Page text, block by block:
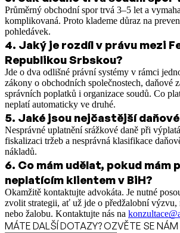
Průměrný obchodní spor trvá 3–5 let a
komplikovaná. Proto klademe důraz na
pohledávek.
4. Jaký je rozdíl v právu mezi
Republikou Srbskou?
Jde o dva odlišné právní systémy v rámci
zákony o obchodních společnostech, daňové
správních poplatků i organizace soudů. Co
neplatí automaticky ve druhé.
5. Jaké jsou nejčastější
Nesprávné uplatnění srážkové daně při
fiskalizaci tržeb a nesprávná klasifikace
nákladů.
6. Co mám udělat, pokud mám
neplatícím klientem v BiH?
Okamžitě kontaktujte advokáta. Je nutné
zvolit strategii, ať už jde o předžalobní výzvu,
nebo žalobu. Kontaktujte nás na
MÁTE DALŠÍ DOTAZY? OZVĚTE SE NÁM